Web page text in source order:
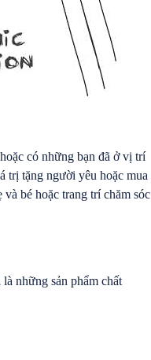
có những bạn đã ở vị trí
trị tặng người yêu hoặc mua
bé hoặc trang trí chăm sóc
những sản phẩm chất